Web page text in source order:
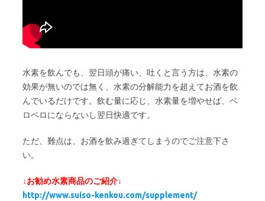
水素を飲んでも、翌日頭が痛い、吐くと言う方は、水素の
効果が無いのでは無く、水素の分解能力を超えてお酒を飲
んでいるだけです。飲む量に応じ、水素量を増やせば、ベ
ロベロにならないし翌日快適です。
ただ、難点は、お酒を飲み過ぎてしまうのでご注意下さ
い。
↓お勧め水素商品のご紹介↓
http://www.suiso-kenkou.com/supplement/